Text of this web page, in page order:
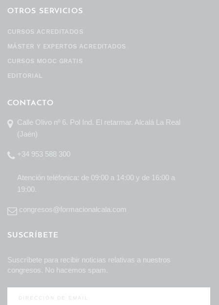
OTROS SERVICIOS
CURSOS ACREDITADOS
MÁSTER Y EXPERTOS ACREDITADOS
CURSOS MOOC GRATIS
EDITORIAL
CONTACTO
Calle Olivo nº 6. Pol Ind. El retarmar. Alcalá La Real
(Jaén)
+34 953 588 300
Atención teléfonica: de 09:00 a 14:00 y de 16:00 a
19:00.
congresos@formacionalcala.com
SUSCRÍBETE
Suscríbete para recibir noticias relativas a nuestros
congresos. No hacemos spam.